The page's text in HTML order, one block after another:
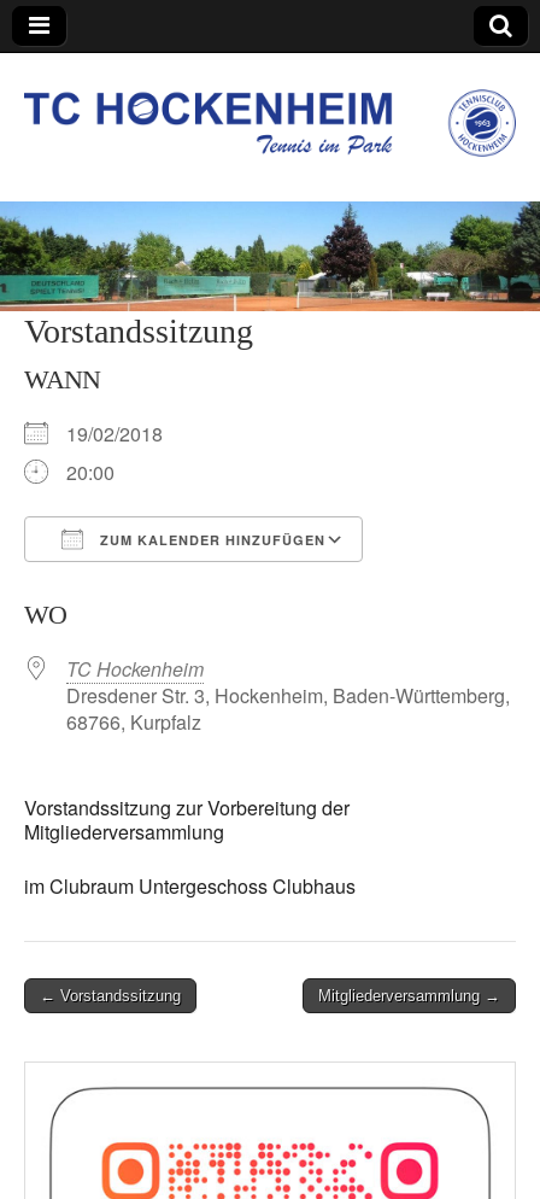
TC Hockenheim
Vorstandssitzung
WANN
19/02/2018
20:00
ZUM KALENDER HINZUFÜGEN
WO
TC Hockenheim
Dresdener Str. 3, Hockenheim, Baden-Württemberg,
68766, Kurpfalz
Vorstandssitzung zur Vorbereitung der
Mitgliederversammlung
im Clubraum Untergeschoss Clubhaus
Post← Vorstandssitzung Mitgliederversammlung →